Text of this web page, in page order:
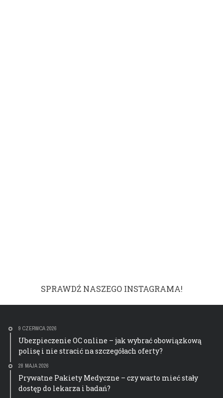
SPRAWDŹ NASZEGO INSTAGRAMA!
9 CZERWCA 2026
Ubezpieczenie OC online – jak wybrać obowiązkową
polisę i nie stracić na szczegółach oferty?
28 MAJA 2026
Prywatne Pakiety Medyczne – czy warto mieć stały
dostęp do lekarza i badań?